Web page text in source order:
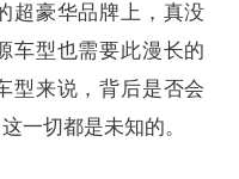
超豪华品牌上，真没
车型也需要此漫长的
型来说，背后是否会
一切都是未知的。